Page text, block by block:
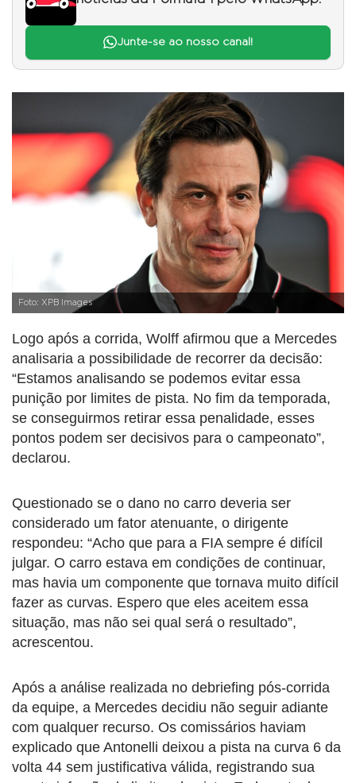
Junte-se ao nosso canal!
Foto: XPB Images
Logo após a corrida, Wolff afirmou que a Mercedes
analisaria a possibilidade de recorrer da decisão:
“Estamos analisando se podemos evitar essa
punição por limites de pista. No fim da temporada,
se conseguirmos retirar essa penalidade, esses
pontos podem ser decisivos para o campeonato”,
declarou.
Questionado se o dano no carro deveria ser
considerado um fator atenuante, o dirigente
respondeu: “Acho que para a FIA sempre é difícil
julgar. O carro estava em condições de continuar,
mas havia um componente que tornava muito difícil
fazer as curvas. Espero que eles aceitem essa
situação, mas não sei qual será o resultado”,
acrescentou.
Após a análise realizada no debriefing pós-corrida
da equipe, a Mercedes decidiu não seguir adiante
com qualquer recurso. Os comissários haviam
explicado que Antonelli deixou a pista na curva 6 da
volta 44 sem justificativa válida, registrando sua